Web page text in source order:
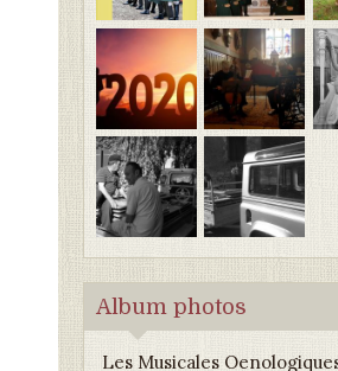
Album photos
Les Musicales